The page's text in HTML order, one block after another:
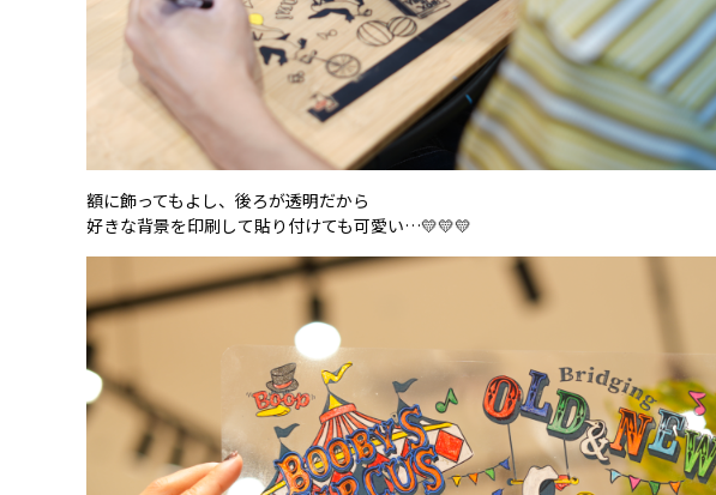
額に飾ってもよし、後ろが透明だから
好きな背景を印刷して貼り付けても可愛い…💛💛💛